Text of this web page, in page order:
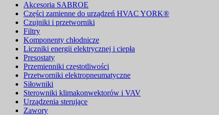
Akcesoria SABROE
Części zamienne do urządzeń HVAC YORK®
Czujniki i przetworniki
Filtry
Komponenty chłodnicze
Liczniki energii elektrycznej i ciepła
Presostaty
Przemienniki częstotliwości
Przetworniki elektropneumatyczne
Siłowniki
Sterowniki klimakonwektorów i VAV
Urządzenia sterujące
Zawory